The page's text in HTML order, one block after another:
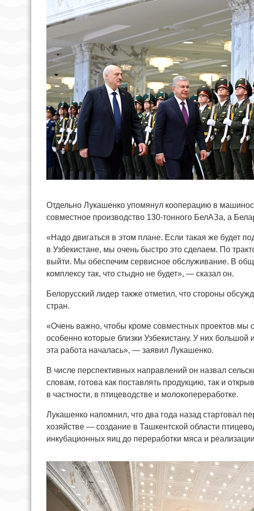
Отдельно Лукашенко упомянул кооперацию в
совместное производство 130-тонного БелАЗа, а
«Надо двигаться в этом плане. Если такая же будет
в Узбекистане, мы очень быстро это сделаем. По
выйти. Мы обеспечим сервисное обслуживание. В
комплексу так, что стыдно не будет», — сказал он.
Белорусский лидер также отметил, что стороны
стран.
«Очень важно, чтобы кроме совместных проектов
особенно которые близки Узбекистану. У них
эта работа началась», — заявил Лукашенко.
В числе перспективных направлений он назвал
словам, готова как поставлять продукцию, так и
в частности, в птицеводстве и молокопереработке.
Лукашенко напомнил, что два года назад стартовал
хозяйстве — создание в Ташкентской области
инкубационных яиц до переработки мяса и